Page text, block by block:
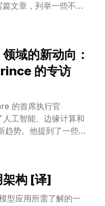
文章，列举一些不当
域的新动向：
的专访
的首席执行官
工智能、边缘计算和
趋势。他提到了一些颇
于 GPU 短缺，AI
架构 [译]
型应用所需了解的一